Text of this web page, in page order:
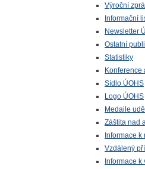
Výroční
Informační
Newsletter
Ostatní
Statistiky
Konference
Sídlo ÚOHS
Logo ÚOHS
Medaile
Záštita nad
Informace
Vzdálený
Informace